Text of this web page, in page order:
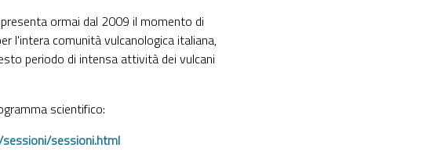
ormai dal 2009 il momento di
l'intera comunità vulcanologica italiana,
periodo di intensa attività dei vulcani
scientifico:
sessioni.html